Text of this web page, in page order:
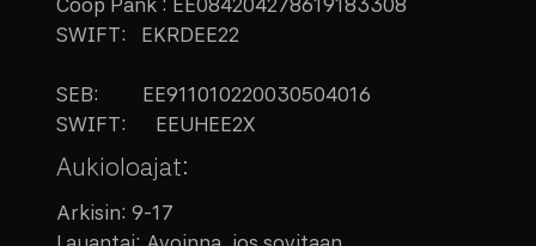
SWIFT: EKRDEE22
SEB: EE911010220030504016
SWIFT: EEUHEE2X
Aukioloajat:
Arkisin: 9-17